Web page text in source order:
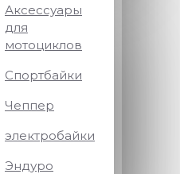
Аксессуары
для
мотоциклов
Спортбайки
Чеппер
электробайки
Эндуро